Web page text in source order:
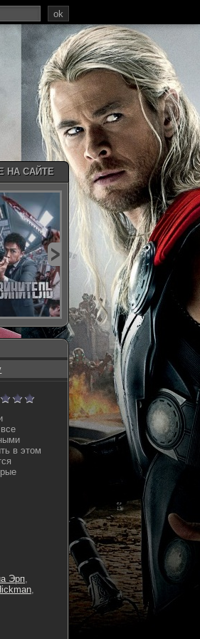
в этом
Эрп,
,
ok
НА САЙТЕ